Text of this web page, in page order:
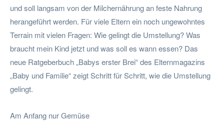
und soll langsam von der Milchernährung an feste Nahrung
herangeführt werden. Für viele Eltern ein noch ungewohntes
Terrain mit vielen Fragen: Wie gelingt die Umstellung? Was
braucht mein Kind jetzt und was soll es wann essen? Das
neue Ratgeberbuch „Babys erster Brei“ des Elternmagazins
„Baby und Familie“ zeigt Schritt für Schritt, wie die Umstellung
gelingt.
Am Anfang nur Gemüse